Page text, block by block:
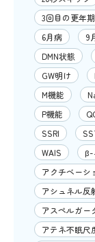
3回目の更年期
6月病
9
DMN状態
GW明け
M機能
P機能
SSRI
WAIS
β-
アクチベーシ
アシュネル反
アスペルガー
アテネ不眠尺